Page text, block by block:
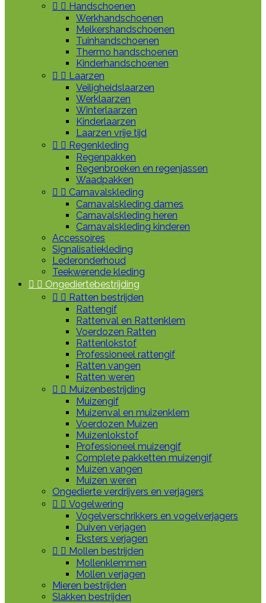
  Handschoenen
Werkhandschoenen
Melkershandschoenen
Tuinhandschoenen
Thermo handschoenen
Kinderhandschoenen
  Laarzen
Veiligheidslaarzen
Werklaarzen
Winterlaarzen
Kinderlaarzen
Laarzen vrije tijd
  Regenkleding
Regenpakken
Regenbroeken en regenjassen
Waadpakken
  Carnavalskleding
Carnavalskleding dames
Carnavalskleding heren
Carnavalskleding kinderen
Accessoires
Signalisatiekleding
Lederonderhoud
Teekwerende kleding
  Ongediertebestrijding
  Ratten bestrijden
Rattengif
Rattenval en Rattenklem
Voerdozen Ratten
Rattenlokstof
Professioneel rattengif
Ratten vangen
Ratten weren
  Muizenbestrijding
Muizengif
Muizenval en muizenklem
Voerdozen Muizen
Muizenlokstof
Professioneel muizengif
Complete pakketten muizengif
Muizen vangen
Muizen weren
Ongedierte verdrijvers en verjagers
  Vogelwering
Vogelverschrikkers en vogelverjagers
Duiven verjagen
Eksters verjagen
  Mollen bestrijden
Mollenklemmen
Mollen verjagen
Mieren bestrijden
Slakken bestrijden